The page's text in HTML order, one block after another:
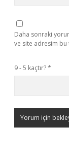
Daha sonraki
ve site adresim bu
9 - 5 kaçtır?*